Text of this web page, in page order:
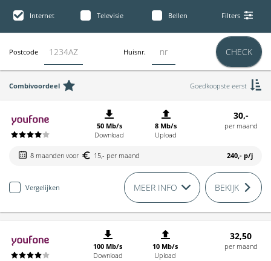
Internet Televisie Bellen Filters
Postcode Huisnr. CHECK
Combivoordeel Goedkoopste eerst
50 Mb/s
Download
8 Mb/s
Upload
30,-
per maand
8 maanden voor 15,- per maand 240,- p/j
Vergelijken MEER INFO BEKIJK
100 Mb/s
Download
10 Mb/s
Upload
32,50
per maand